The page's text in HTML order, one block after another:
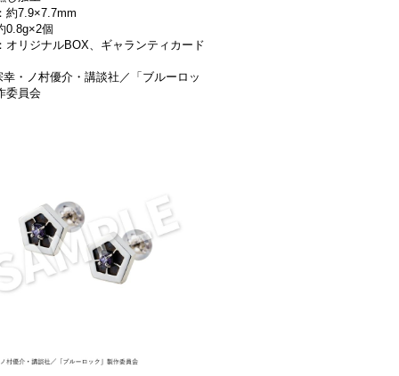
約7.9×7.7mm
0.8g×2個
オリジナルBOX、ギャランティカード
・ノ村優介・講談社／「ブルーロッ
委員会